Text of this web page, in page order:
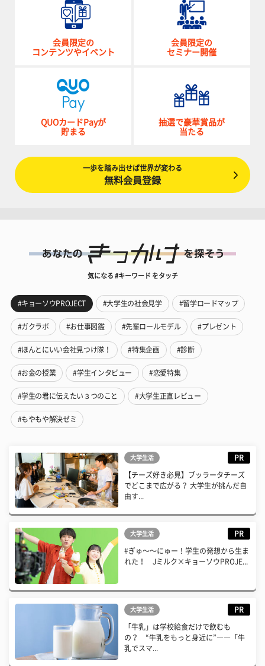
会員限定の
コンテンツやイベント
会員限定の
セミナー開催
QUOカードPayが
貯まる
抽選で豪華賞品が
当たる
一歩を踏み出せば世界が変わる
無料会員登録
気になる #キーワード をタッチ
#キョーソウPROJECT #大学生の社会見学 #留学ロードマップ
#ガクラボ #お仕事図鑑 #先輩ロールモデル #プレゼント
#ほんとにいい会社見つけ隊！ #特集企画 #診断
#お金の授業 #学生インタビュー #恋愛特集
#学生の君に伝えたい３つのこと #大学生正直レビュー
#もやもや解決ゼミ
大学生活 PR
【チーズ好き必見】ブッラータチーズ
でどこまで広がる？ 大学生が挑んだ自
由す...
大学生活 PR
#ぎゅ〜〜にゅー！学生の発想から生ま
れた！ Jミルク×キョーソウPROJE...
大学生活 PR
「牛乳」は学校給食だけで飲むも
の？ “牛乳をもっと身近に”――「牛
乳でスマ...